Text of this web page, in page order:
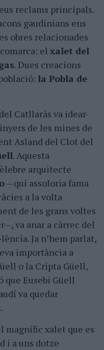
reclams principals.
gaudinians ens
obres relacionades
el xalet del
. Dues creacions
la Pobla de
Catllaràs va idear-
de les mines de
Asland del Clot del
. Aquesta
arquitecte
—qui assoloria fama
a la volta
de les grans voltes
va anar a càrrec del
Ja nʼhem parlat,
importància a
o la Cripta Güell,
que Eusebi Güell
va quedar
magnífic xalet que es
i a uns dotze